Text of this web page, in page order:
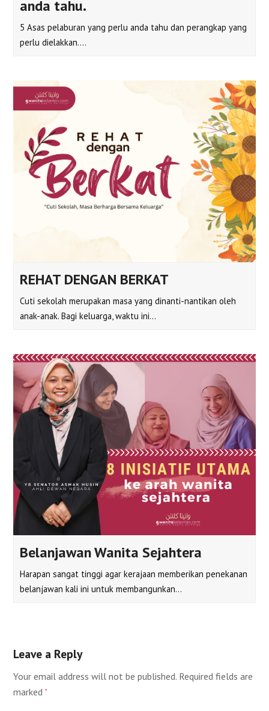
anda tahu.
5 Asas pelaburan yang perlu anda tahu dan perangkap yang
perlu dielakkan.…
REHAT DENGAN BERKAT
Cuti sekolah merupakan masa yang dinanti-nantikan oleh
anak-anak. Bagi keluarga, waktu ini…
Belanjawan Wanita Sejahtera
Harapan sangat tinggi agar kerajaan memberikan penekanan
belanjawan kali ini untuk membangunkan…
Leave a Reply
Your email address will not be published. Required fields are
marked*